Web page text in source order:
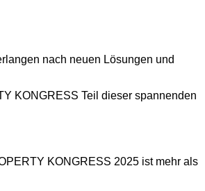
nach neuen Lösungen und
KONGRESS Teil dieser spannenden
KONGRESS 2025 ist mehr als